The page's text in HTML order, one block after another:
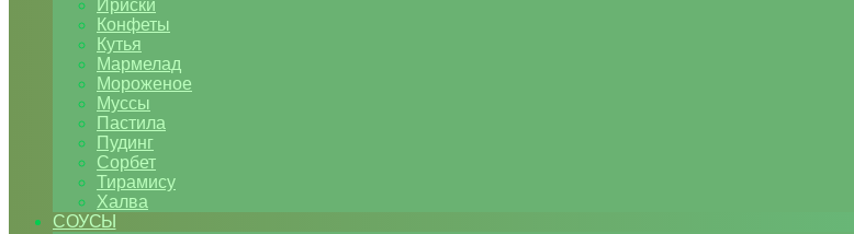
Ириски
Конфеты
Кутья
Мармелад
Мороженое
Муссы
Пастила
Пудинг
Сорбет
Тирамису
Халва
СОУСЫ